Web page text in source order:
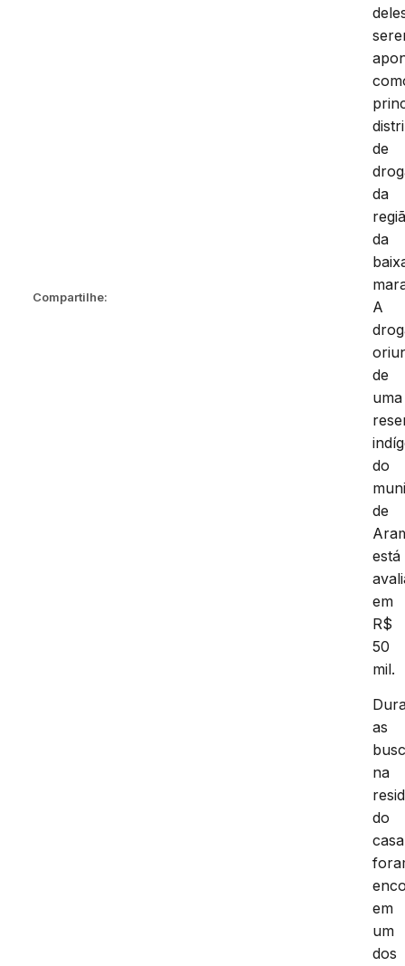
Compartilhe:
de
da
da
A
de
uma
do
de
está
em
R$
50
mil.
as
na
do
em
um
dos